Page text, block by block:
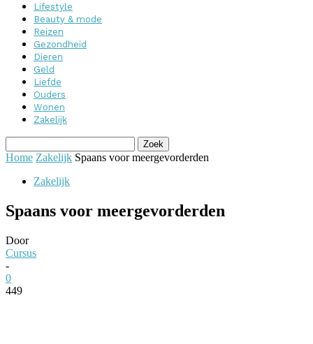
Lifestyle
Beauty & mode
Reizen
Gezondheid
Dieren
Geld
Liefde
Ouders
Wonen
Zakelijk
Home Zakelijk Spaans voor meergevorderden
Zakelijk
Spaans voor meergevorderden
Door
Cursus
-
0
449